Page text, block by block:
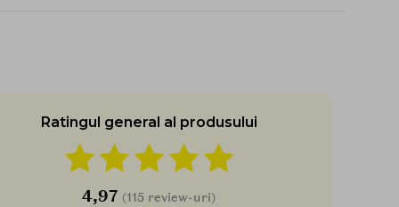
Ratingul general al produsului
4,97 (115 review-uri)